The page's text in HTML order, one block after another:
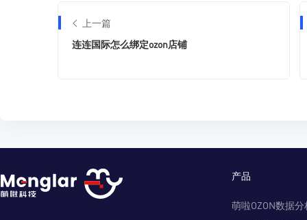
上一篇
连连国际怎么绑定ozon店铺
产品
萌啦OZON数据分